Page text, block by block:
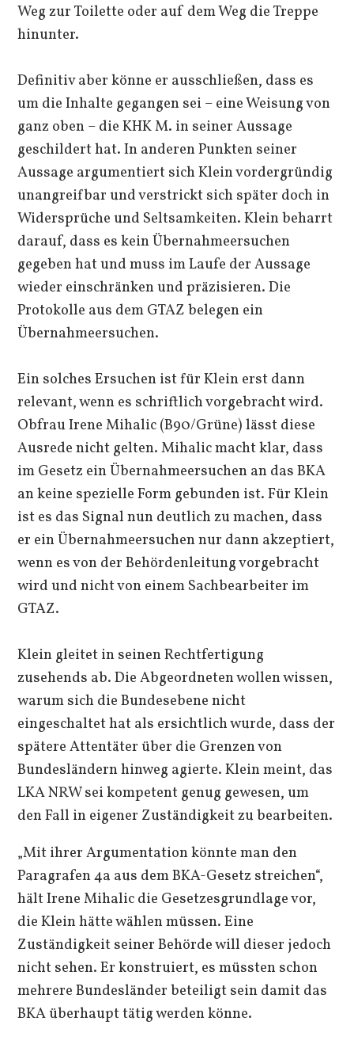
Weg zur Toilette oder auf dem Weg die Treppe
hinunter.
Definitiv aber könne er ausschließen, dass es
um die Inhalte gegangen sei – eine Weisung von
ganz oben – die KHK M. in seiner Aussage
geschildert hat. In anderen Punkten seiner
Aussage argumentiert sich Klein vordergründig
unangreifbar und verstrickt sich später doch in
Widersprüche und Seltsamkeiten. Klein beharrt
darauf, dass es kein Übernahmeersuchen
gegeben hat und muss im Laufe der Aussage
wieder einschränken und präzisieren. Die
Protokolle aus dem GTAZ belegen ein
Übernahmeersuchen.
Ein solches Ersuchen ist für Klein erst dann
relevant, wenn es schriftlich vorgebracht wird.
Obfrau Irene Mihalic (B90/Grüne) lässt diese
Ausrede nicht gelten. Mihalic macht klar, dass
im Gesetz ein Übernahmeersuchen an das BKA
an keine spezielle Form gebunden ist. Für Klein
ist es das Signal nun deutlich zu machen, dass
er ein Übernahmeersuchen nur dann akzeptiert,
wenn es von der Behördenleitung vorgebracht
wird und nicht von einem Sachbearbeiter im
GTAZ.
Klein gleitet in seinen Rechtfertigung
zusehends ab. Die Abgeordneten wollen wissen,
warum sich die Bundesebene nicht
eingeschaltet hat als ersichtlich wurde, dass der
spätere Attentäter über die Grenzen von
Bundesländern hinweg agierte. Klein meint, das
LKA NRW sei kompetent genug gewesen, um
den Fall in eigener Zuständigkeit zu bearbeiten.
„Mit ihrer Argumentation könnte man den
Paragrafen 4a aus dem BKA-Gesetz streichen“,
hält Irene Mihalic die Gesetzesgrundlage vor,
die Klein hätte wählen müssen. Eine
Zuständigkeit seiner Behörde will dieser jedoch
nicht sehen. Er konstruiert, es müssten schon
mehrere Bundesländer beteiligt sein damit das
BKA überhaupt tätig werden könne.